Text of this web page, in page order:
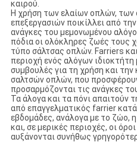
καιρού.
Η χρήση των ελαίων οπλών, των
επεξεργασιών ποικίλλει από
ανάγκες του μεμονωμένου
πόδια οι ολόκληρες ζωές τους
τύπο σάλτσας οπλών. Farriers
περιοχή ενός αλόγων
συμβουλές για τη χρήση και
σαλτσών οπλών, που
προσαρμόζονται τις ανάγκες
Τα άλογα και τα πόνι
από επαγγελματικός farrier
εβδομάδες, ανάλογα με το ζώο,
και, σε μερικές περιοχές, οι
αυξάνονται συνήθως